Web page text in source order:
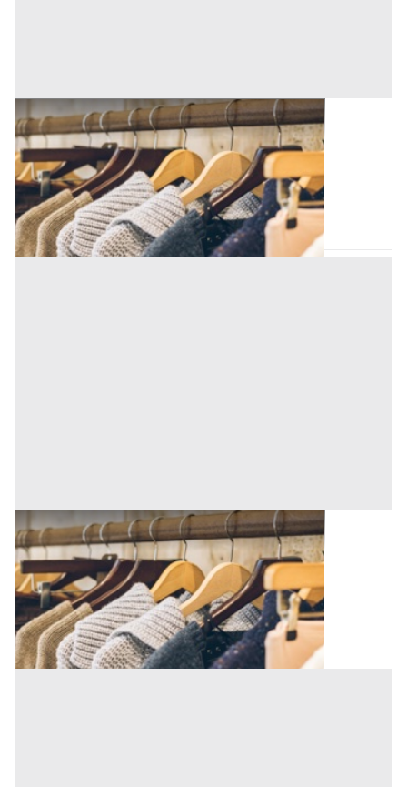
Capi Vestiari all'asta a Padova
Padova (Padova)
Offerta minima
75 €
Codice asta:AT713780253
Asta chiusa
Capi Vestiari all'asta a Padova
Padova (Padova)
Offerta minima
150 €
Codice asta:AT713780243
Asta chiusa